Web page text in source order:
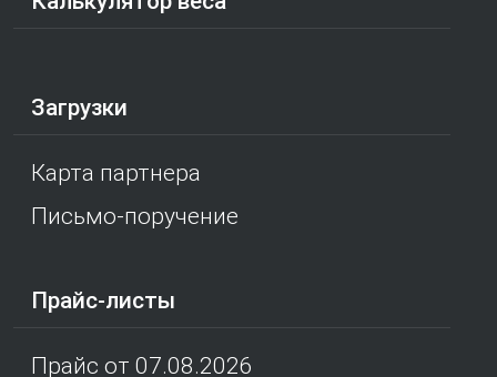
Загрузки
Карта партнера
Письмо-поручение
Прайс-листы
Прайс от 07.08.2026